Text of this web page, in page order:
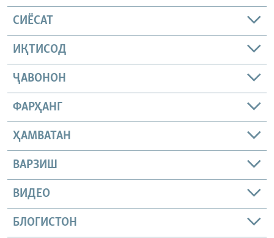
СИЁСАТ
ИҚТИСОД
ҶАВОНОН
ФАРҲАНГ
ҲАМВАТАН
ВАРЗИШ
ВИДЕО
БЛОГИСТОН